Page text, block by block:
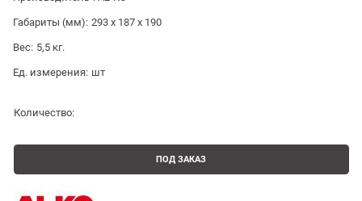
Габариты (мм): 293 x 187 x 190
Вес: 5,5 кг.
Ед. измерения: шт
Количество:
ПОД ЗАКАЗ